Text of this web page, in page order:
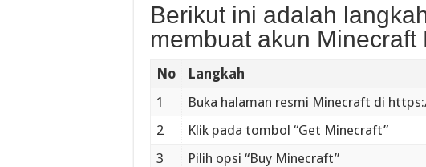
Berikut ini adalah
membuat akun Minecraft
No
Langkah
1
Buka halaman resmi Minecraft di
2
Klik pada tombol “Get Minecraft”
3
Pilih opsi “Buy Minecraft”